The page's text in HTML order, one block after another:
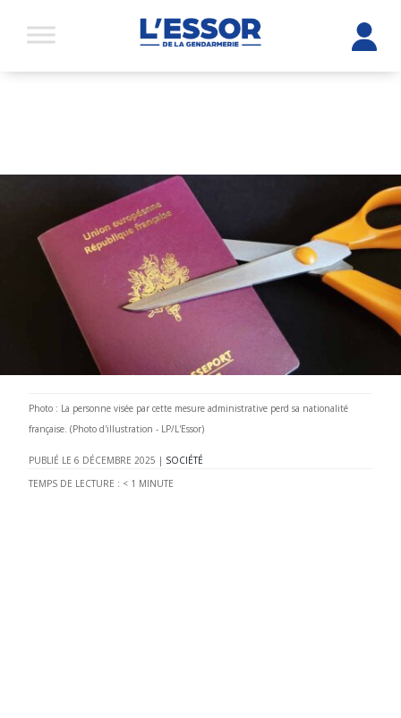
Photo : La personne visée par cette mesure administrative perd sa nationalité
française. (Photo d'illustration - LP/L'Essor)
6 DÉCEMBRE 2025 | SOCIÉTÉ
TEMPS DE LECTURE : < 1 MINUTE